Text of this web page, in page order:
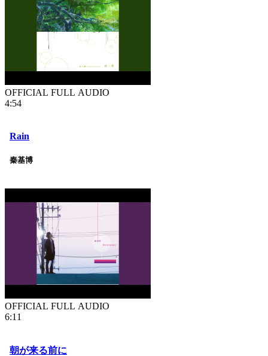
OFFICIAL FULL AUDIO
4:54
Rain
秦基博
OFFICIAL FULL AUDIO
6:11
朝が来る前に